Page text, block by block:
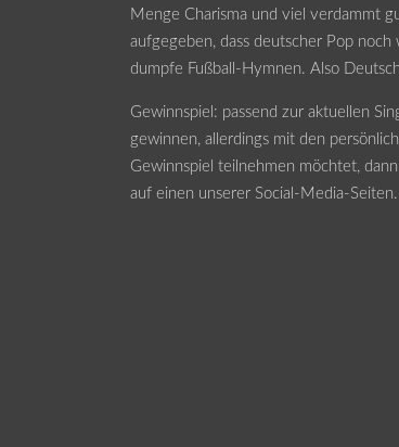
Menge Charisma und viel verdammt
aufgegeben, dass deutscher Pop noch
dumpfe Fußball-Hymnen. Also
Gewinnspiel: passend zur aktuellen
gewinnen, allerdings mit den
Gewinnspiel teilnehmen möchtet,
auf einen unserer Social-Media-